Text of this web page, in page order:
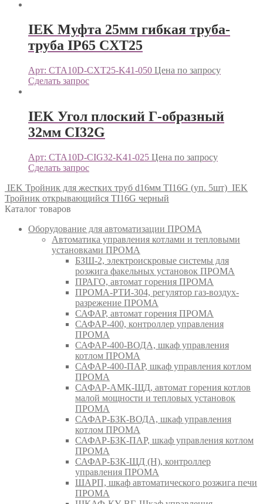
IEK Муфта 25мм гибкая труба-
труба IP65 CXT25
Арт: CTA10D-CXT25-K41-050 Цена по запросу
Сделать запрос
IEK Угол плоский Г-образный
32мм CI32G
Арт: CTA10D-CIG32-K41-025 Цена по запросу
Сделать запрос
IEK Тройник для жестких труб d16мм TI16G (уп. 5шт) IEK
Тройник открывающийся TI16G черный
Каталог товаров
Оборудование для автоматизации ПРОМА
Автоматика управления котлами и тепловыми
установками ПРОМА
БЗШ-2, электроискровые системы для
розжига факельных установок ПРОМА
ПРАГО, автомат горения ПРОМА
ПРОМА-РТИ-304, регулятор газ-воздух-
разрежение ПРОМА
САФАР, автомат горения ПРОМА
САФАР-400, контроллер управления
ПРОМА
САФАР-400-ВОДА, шкаф управления
котлом ПРОМА
САФАР-400-ПАР, шкаф управления котлом
ПРОМА
САФАР-АМК-ЩД, автомат горения котлов
малой мощности и тепловых установок
ПРОМА
САФАР-БЗК-ВОДА, шкаф управления
котлом ПРОМА
САФАР-БЗК-ПАР, шкаф управления котлом
ПРОМА
САФАР-БЗК-ЩД (Н), контроллер
управления ПРОМА
ШАРП, шкаф автоматического розжига печи
ПРОМА